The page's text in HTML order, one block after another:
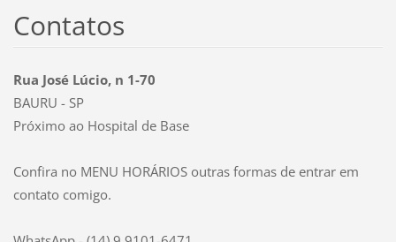
Contatos
Rua José Lúcio, n 1-70
BAURU - SP
Próximo ao Hospital de Base
Confira no MENU HORÁRIOS outras formas de entrar em
contato comigo.